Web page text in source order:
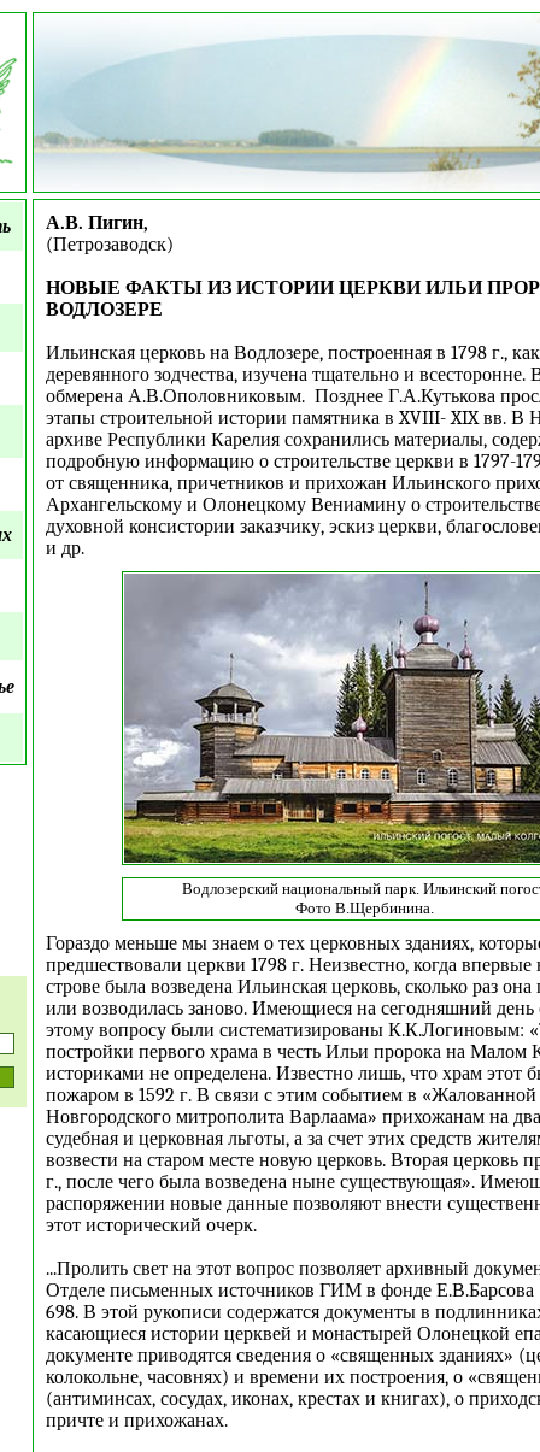
А.В. Пигин,
(Петрозаводск)
НОВЫЕ ФАКТЫ ИЗ ИСТОРИИ ЦЕРКВИ ИЛЬИ
ВОДЛОЗЕРЕ
Ильинская церковь на Водлозере, построенная в 1798 г.,
деревянного зодчества, изучена тщательно и всесторонне.
обмерена А.В.Ополовниковым. Позднее Г.А.Кутькова
этапы строительной истории памятника в XVIII- XIX вв. В
архиве Республики Карелия сохранились материалы,
подробную информацию о строительстве церкви в 1797-
от священника, причетников и прихожан Ильинского
Архангельскому и Олонецкому Вениамину о
духовной консистории заказчику, эскиз церкви,
и др.
Водлозерский национальный парк. Ильинский
Фото В.Щербинина.
Гораздо меньше мы знаем о тех церковных зданиях,
предшествовали церкви 1798 г. Неизвестно, когда
строве была возведена Ильинская церковь, сколько раз она
или возводилась заново. Имеющиеся на сегодняшний день
этому вопросу были систематизированы К.К.Логиновым:
постройки первого храма в честь Ильи пророка на Малом
историками не определена. Известно лишь, что храм этот
пожаром в 1592 г. В связи с этим событием в «Жалованной
Новгородского митрополита Варлаама» прихожанам на
судебная и церковная льготы, а за счет этих средств
возвести на старом месте новую церковь. Вторая церковь
г., после чего была возведена ныне существующая».
распоряжении новые данные позволяют внести
этот исторический очерк.
...Пролить свет на этот вопрос позволяет архивный
Отделе письменных источников ГИМ в фонде
698. В этой рукописи содержатся документы в
касающиеся истории церквей и монастырей Олонецкой
документе приводятся сведения о «священных зданиях»
колокольне, часовнях) и времени их построения, о
(антиминсах, сосудах, иконах, крестах и книгах), о
причте и прихожанах.